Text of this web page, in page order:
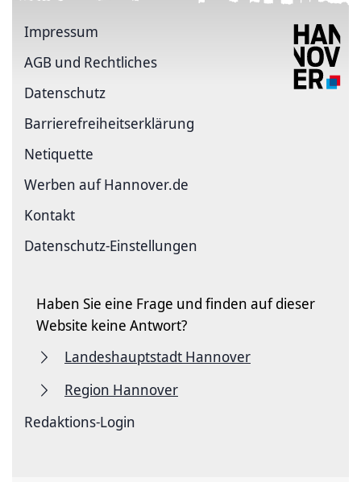
Impressum
AGB und Rechtliches
Datenschutz
Barriere­freiheits­erklärung
Netiquette
Werben auf Hannover.de
Kontakt
Datenschutz-Einstellungen
Haben Sie eine Frage und finden auf dieser
Website keine Antwort?
Landeshauptstadt Hannover
Region Hannover
Redaktions-Login